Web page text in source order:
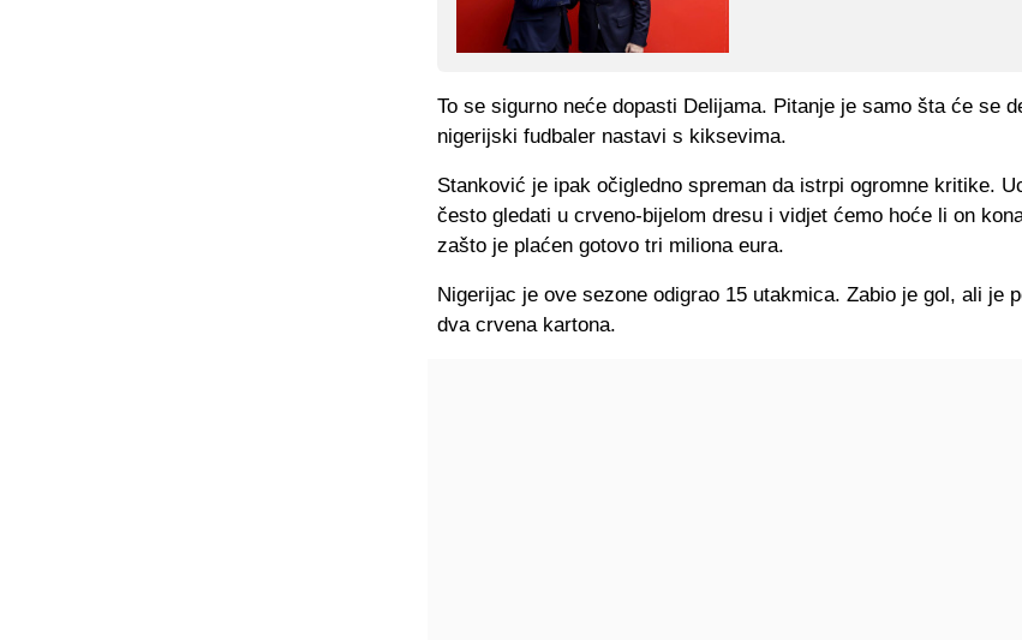
To se sigurno neće dopasti Delijama. Pitanje je samo šta će se
nigerijski fudbaler nastavi s kiksevima.
Stanković je ipak očigledno spreman da istrpi ogromne kritike.
često gledati u crveno-bijelom dresu i vidjet ćemo hoće li on
zašto je plaćen gotovo tri miliona eura.
Nigerijac je ove sezone odigrao 15 utakmica. Zabio je gol, ali je
dva crvena kartona.